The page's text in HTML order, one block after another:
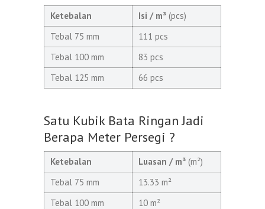
Ketebalan Isi / m³ (pcs)
Tebal 75 mm
111 pcs
Tebal 100 mm
83 pcs
Tebal 125 mm
66 pcs
Satu Kubik Bata Ringan Jadi
Berapa Meter Persegi ?
Ketebalan Luasan / m³ (m²)
Tebal 75 mm
13.33 m²
Tebal 100 mm
10 m²